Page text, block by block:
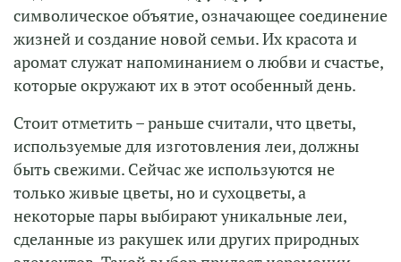
символическое объятие, означающее соединение
жизней и создание новой семьи. Их красота и
аромат служат напоминанием о любви и счастье,
которые окружают их в этот особенный день.
Стоит отметить – раньше считали, что цветы,
используемые для изготовления леи, должны
быть свежими. Сейчас же используются не
только живые цветы, но и сухоцветы, а
некоторые пары выбирают уникальные леи,
сделанные из ракушек или других природных